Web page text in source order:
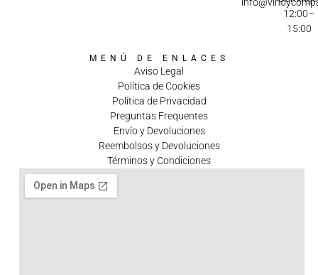
12:00–
15:00
MENÚ DE ENLACES
Aviso Legal
Política de Cookies
Política de Privacidad
Preguntas Frequentes
Envío y Devoluciones
Reembolsos y Devoluciones
Términos y Condiciones